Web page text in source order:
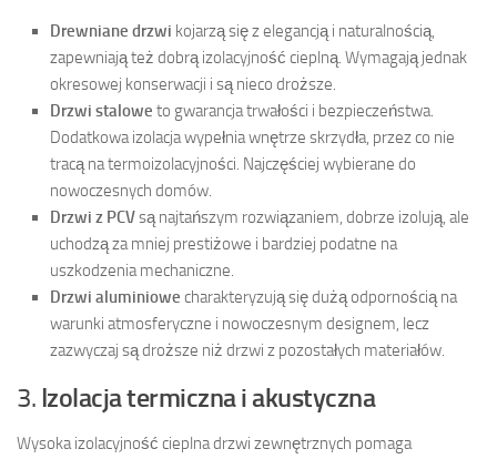
Drewniane drzwi kojarzą się z elegancją i naturalnością,
zapewniają też dobrą izolacyjność cieplną. Wymagają jednak
okresowej konserwacji i są nieco droższe.
Drzwi stalowe to gwarancja trwałości i bezpieczeństwa.
Dodatkowa izolacja wypełnia wnętrze skrzydła, przez co nie
tracą na termoizolacyjności. Najczęściej wybierane do
nowoczesnych domów.
Drzwi z PCVsą najtańszym rozwiązaniem, dobrze izolują, ale
uchodzą za mniej prestiżowe i bardziej podatne na
uszkodzenia mechaniczne.
Drzwi aluminiowe charakteryzują się dużą odpornością na
warunki atmosferyczne i nowoczesnym designem, lecz
zazwyczaj są droższe niż drzwi z pozostałych materiałów.
3. Izolacja termiczna i akustyczna
Wysoka izolacyjność cieplna drzwi zewnętrznych pomaga